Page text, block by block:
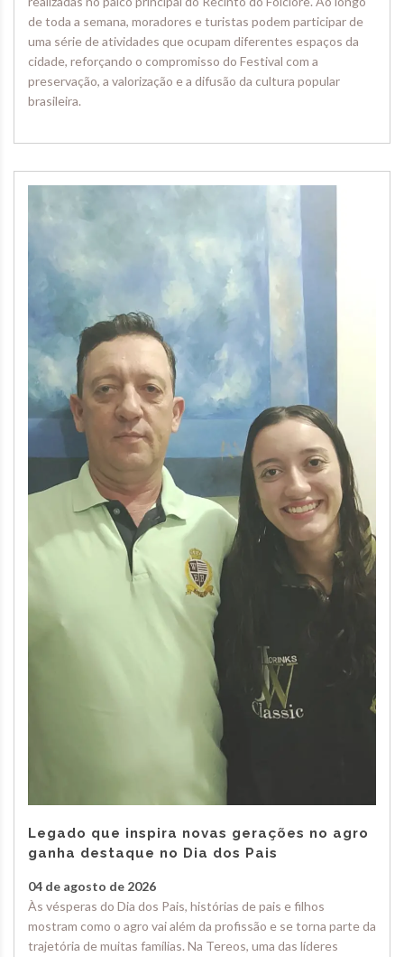
de toda a semana, moradores e turistas podem participar de
uma série de atividades que ocupam diferentes espaços da
cidade, reforçando o compromisso do Festival com a
preservação, a valorização e a difusão da cultura popular
brasileira.
Legado que inspira novas gerações no agro
ganha destaque no Dia dos Pais
04 de agosto de 2026
Às vésperas do Dia dos Pais, histórias de pais e filhos
mostram como o agro vai além da profissão e se torna parte da
trajetória de muitas famílias. Na Tereos, uma das líderes